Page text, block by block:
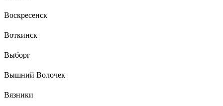
Воскресенск
Воткинск
Выборг
Вышний Волочек
Вязники